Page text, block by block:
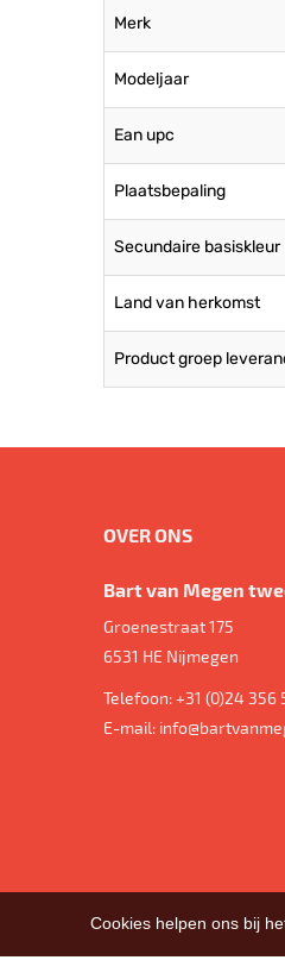
Merk
Modeljaar
Ean upc
Plaatsbepaling
Secundaire basiskleur
Land van herkomst
Product groep
OVER ONS
Bart van Megen
Groenestraat 175
6531 HE Nijmegen
Telefoon:+31 (0)24 356
E-mail:
Cookies helpen ons bij